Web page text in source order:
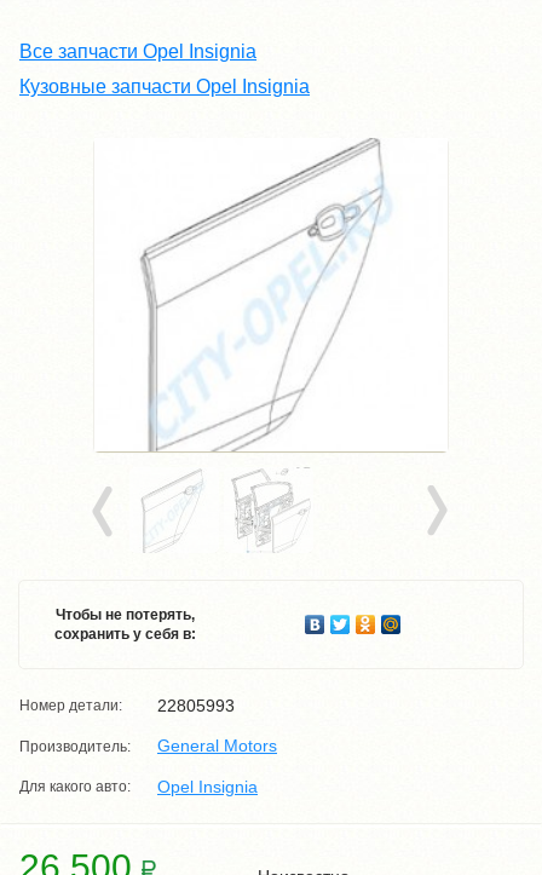
Все запчасти Opel Insignia
Кузовные запчасти Opel Insignia
Чтобы не потерять,
сохранить у себя в:
Номер детали: 22805993
Производитель: General Motors
Для какого авто: Opel Insignia
26 500